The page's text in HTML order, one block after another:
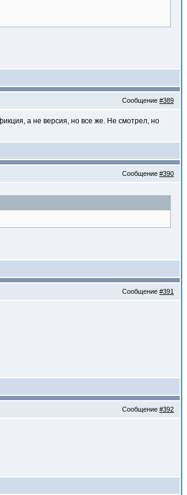
Сообщение #389
а не версия, но все же. Не смотрел, но
Сообщение #390
Сообщение #391
Сообщение #392